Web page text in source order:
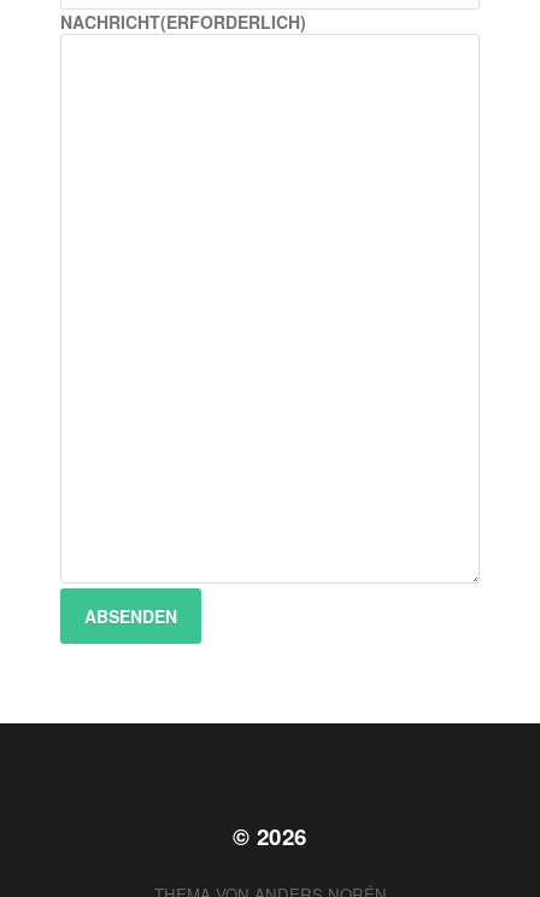
NACHRICHT(ERFORDERLICH)
ABSENDEN
© 2026